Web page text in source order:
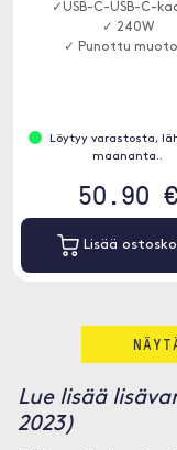
✓USB-C-USB-C-
✓ 240W
✓ Punottu
Löytyy varastosta,
maananta..
50.90 €
Lisää
Lue lisää
2023)